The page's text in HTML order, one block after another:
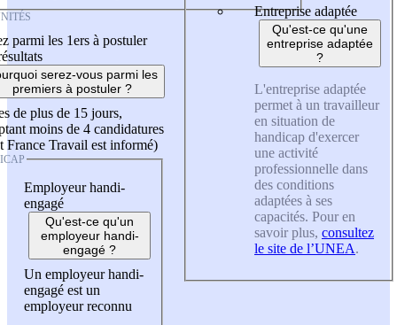
parmi les 1ers à postuler
serez-vous parmi les
premiers à postuler ?
de plus de 15 jours,
moins de 4 candidatures
France Travail est informé)
Employeur handi-
engagé
Qu'est-ce qu'un
employeur handi-
engagé ?
Un employeur handi-
engagé est un
employeur reconnu
Entreprise adaptée
Qu'est-ce qu'une
entreprise adaptée
?
L'entreprise adaptée
permet à un travailleur
en situation de
handicap d'exercer
une activité
professionnelle dans
des conditions
adaptées à ses
capacités. Pour en
savoir plus, consultez
le site de l’UNEA.